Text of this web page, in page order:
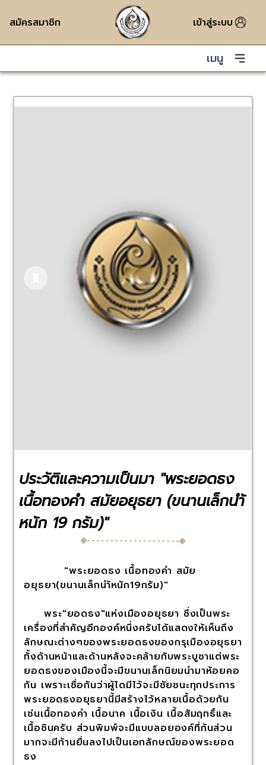
สมัครสมาชิก เข้าสู่ระบบ
เมนู
ประวัติและความเป็นมา "พระยอดธง
เนื้อทองคำ สมัยอยุธยา (ขนานเล็กนำ้
หนัก 19 กรัม)"
"พระยอดธง เนื้อทองคำ สมัย
อยุธยา(ขนานเล็กนำ้หนัก19กรัม)"
พระ"ยอดธง"แห่งเมืองอยุธยา ซึ่งเป็นพระ
เครื่องที่สำคัญอีกองค์หนึ่งครับได้แสดงให้เห็นถึง
ลักษณะต่างๆของพระยอดธงของกรุเมืองอยุธยา
ทั้งด้านหน้าและด้านหลังจะคล้ายกับพระบูชาแต่พระ
ยอดธงของเมืองนี้จะมีขนานเล็กนิยมนำมาห้อยคอ
กัน เพราะเชื่อกันว่าผู้ไดมีไว้จะมีชัยชนะทุกประการ
พระยอดธงอยุธยานี้มีสร้างไว้หลายเนื้อด้วยกัน
เช่นเนื้อทองคำ เนื้อนาค เนื้อเงิน เนื้อสัมฤทธิ์และ
เนื้อชินครับ ส่วนพิมพ์จะมีแบบลอยองค์ที่ก้นส่วน
มากจะมีก้านยื่นลงไปเป็นเอกลักษณ์ของพระยอด
ธง